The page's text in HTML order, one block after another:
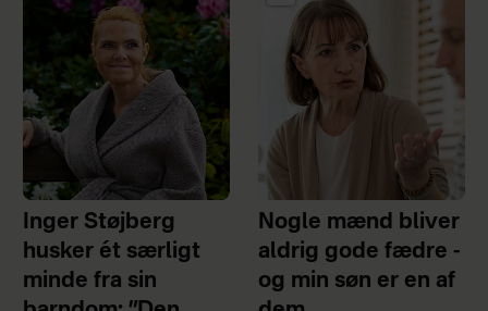
Inger Støjberg
husker ét særligt
minde fra sin
Nogle mænd bliver
aldrig gode fædre -
og min søn er en af